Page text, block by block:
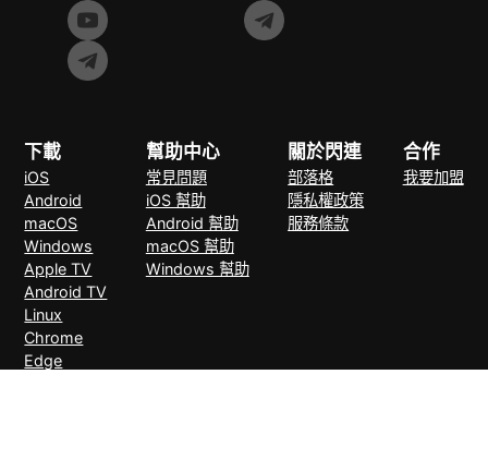
下載
iOS
Android
macOS
Windows
Apple TV
Android TV
Linux
Chrome
Edge
幫助中心
常見問題
iOS 幫助
Android 幫助
macOS 幫助
Windows 幫助
關於閃連
部落格
隱私權政策
服務條款
合作
我要加盟